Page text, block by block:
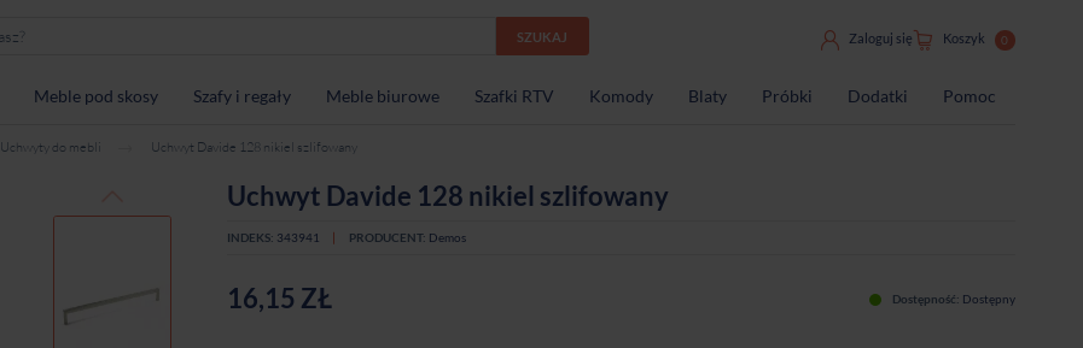
SZUKAJ Zaloguj się Koszyk 0
Meble pod skosy Szafy i regały Meble biurowe Szafki RTV Komody Blaty Próbki Dodatki Pomoc
Uchwyty do mebli Uchwyt Davide 128 nikiel szlifowany
Uchwyt Davide 128 nikiel szlifowany
INDEKS: 343941 PRODUCENT: Demos
Dostępność: Dostępny
16,15 ZŁ